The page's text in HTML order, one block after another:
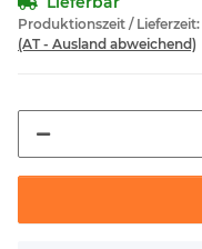
Produktionszeit / Lieferzeit:
(AT - Ausland abweichend)